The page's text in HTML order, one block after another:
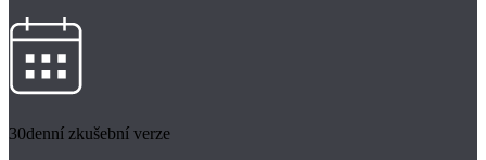
30denní zkušební verze